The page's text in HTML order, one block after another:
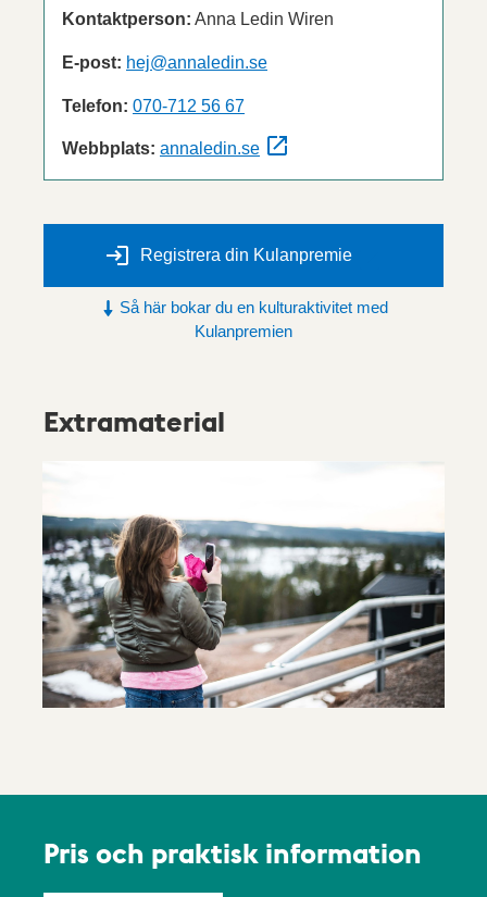
Kontaktperson: Anna Ledin Wiren
E-post: hej@annaledin.se
Telefon: 070-712 56 67
Webbplats: annaledin.se
Registrera din Kulanpremie
Så här bokar du en kulturaktivitet med
Kulanpremien
Extramaterial
Pris och praktisk information